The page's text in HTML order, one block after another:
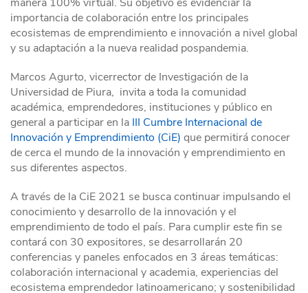
importancia de colaboración entre los principales
ecosistemas de emprendimiento e innovación a nivel global
y su adaptación a la nueva realidad pospandemia.
Marcos Agurto, vicerrector de Investigación de la
Universidad de Piura, invita a toda la comunidad
académica, emprendedores, instituciones y público en
general a participar en la III Cumbre Internacional de
Innovación y Emprendimiento (CiE) que permitirá conocer
de cerca el mundo de la innovación y emprendimiento en
sus diferentes aspectos.
A través de la CiE 2021 se busca continuar impulsando el
conocimiento y desarrollo de la innovación y el
emprendimiento de todo el país. Para cumplir este fin se
contará con 30 expositores, se desarrollarán 20
conferencias y paneles enfocados en 3 áreas temáticas:
colaboración internacional y academia, experiencias del
ecosistema emprendedor latinoamericano; y sostenibilidad